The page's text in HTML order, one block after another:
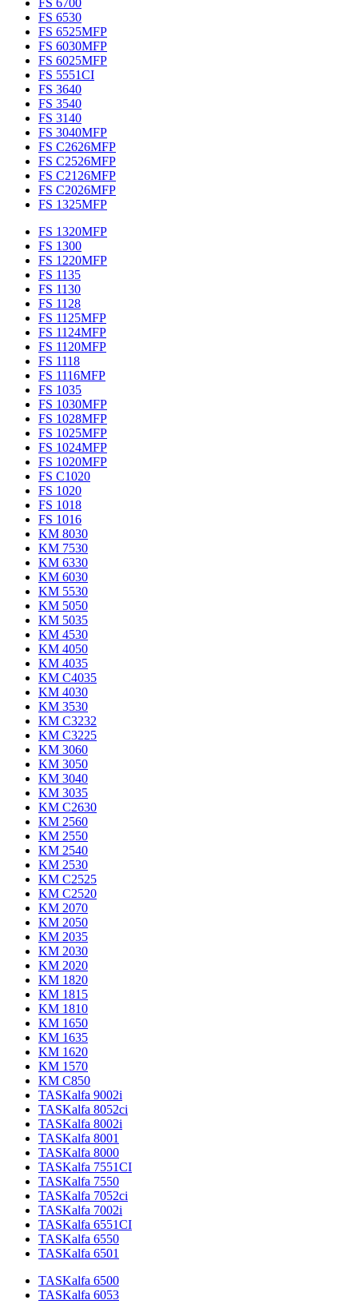
FS 6530
FS 6525MFP
FS 6030MFP
FS 6025MFP
FS 5551CI
FS 3640
FS 3540
FS 3140
FS 3040MFP
FS C2626MFP
FS C2526MFP
FS C2126MFP
FS C2026MFP
FS 1325MFP
FS 1320MFP
FS 1300
FS 1220MFP
FS 1135
FS 1130
FS 1128
FS 1125MFP
FS 1124MFP
FS 1120MFP
FS 1118
FS 1116MFP
FS 1035
FS 1030MFP
FS 1028MFP
FS 1025MFP
FS 1024MFP
FS 1020MFP
FS C1020
FS 1020
FS 1018
FS 1016
KM 8030
KM 7530
KM 6330
KM 6030
KM 5530
KM 5050
KM 5035
KM 4530
KM 4050
KM 4035
KM C4035
KM 4030
KM 3530
KM C3232
KM C3225
KM 3060
KM 3050
KM 3040
KM 3035
KM C2630
KM 2560
KM 2550
KM 2540
KM 2530
KM C2525
KM C2520
KM 2070
KM 2050
KM 2035
KM 2030
KM 2020
KM 1820
KM 1815
KM 1810
KM 1650
KM 1635
KM 1620
KM 1570
KM C850
TASKalfa 9002i
TASKalfa 8052ci
TASKalfa 8002i
TASKalfa 8001
TASKalfa 8000
TASKalfa 7551CI
TASKalfa 7550
TASKalfa 7052ci
TASKalfa 7002i
TASKalfa 6551CI
TASKalfa 6550
TASKalfa 6501
TASKalfa 6500
TASKalfa 6053